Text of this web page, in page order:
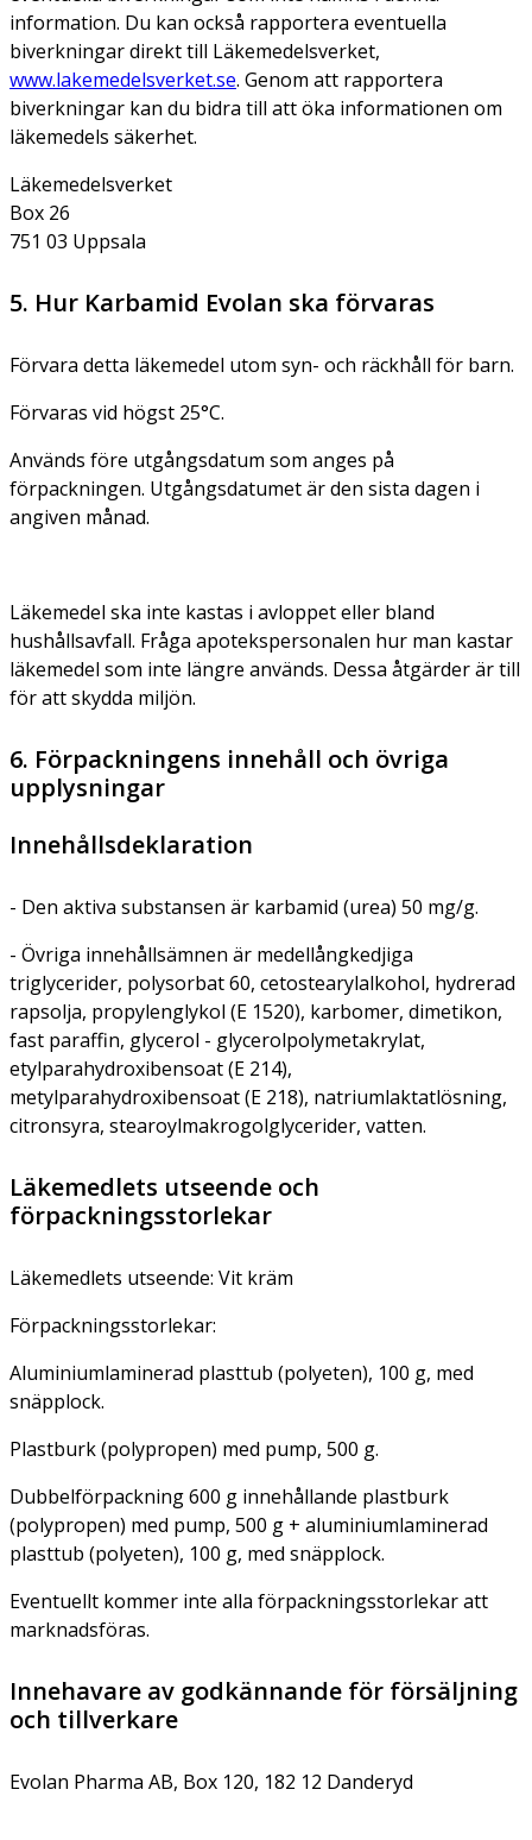
information. Du kan också rapportera eventuella
biverkningar direkt till Läkemedelsverket,
www.lakemedelsverket.se. Genom att rapportera
biverkningar kan du bidra till att öka informationen om
läkemedels säkerhet.
Läkemedelsverket
Box 26
751 03 Uppsala
5. Hur Karbamid Evolan ska förvaras
Förvara detta läkemedel utom syn- och räckhåll för barn.
Förvaras vid högst 25°C.
Används före utgångsdatum som anges på
förpackningen. Utgångsdatumet är den sista dagen i
angiven månad.
Läkemedel ska inte kastas i avloppet eller bland
hushållsavfall. Fråga apotekspersonalen hur man kastar
läkemedel som inte längre används. Dessa åtgärder är till
för att skydda miljön.
6. Förpackningens innehåll och övriga
upplysningar
Innehållsdeklaration
- Den aktiva substansen är karbamid (urea) 50 mg/g.
- Övriga innehållsämnen är medellångkedjiga
triglycerider, polysorbat 60, cetostearylalkohol, hydrerad
rapsolja, propylenglykol (E 1520), karbomer, dimetikon,
fast paraffin, glycerol - glycerolpolymetakrylat,
etylparahydroxibensoat (E 214),
metylparahydroxibensoat (E 218), natriumlaktatlösning,
citronsyra, stearoylmakrogolglycerider, vatten.
Läkemedlets utseende och
förpackningsstorlekar
Läkemedlets utseende: Vit kräm
Förpackningsstorlekar:
Aluminiumlaminerad plasttub (polyeten), 100 g, med
snäpplock.
Plastburk (polypropen) med pump, 500 g.
Dubbelförpackning 600 g innehållande plastburk
(polypropen) med pump, 500 g + aluminiumlaminerad
plasttub (polyeten), 100 g, med snäpplock.
Eventuellt kommer inte alla förpackningsstorlekar att
marknadsföras.
Innehavare av godkännande för försäljning
och tillverkare
Evolan Pharma AB, Box 120, 182 12 Danderyd